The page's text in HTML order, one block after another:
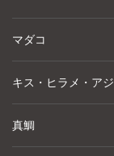
マダコ
キス・ヒラメ・アジ
真鯛